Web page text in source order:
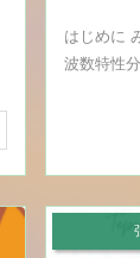
はじめに
波数特性